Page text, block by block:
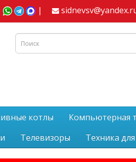
|
котлы Компьютерная
Телевизоры Техника